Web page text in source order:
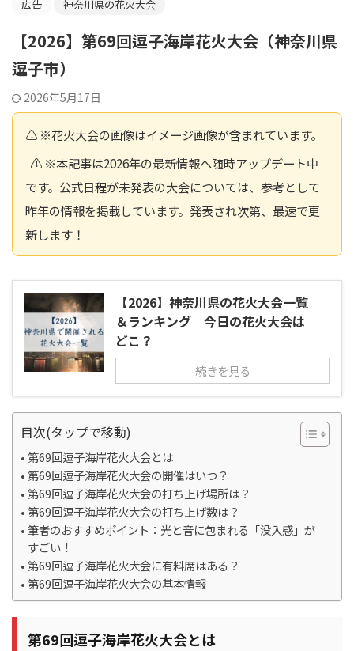
広告
神奈川県の花火大会
【2026】第69回逗子海岸花火大会（神奈川県
逗子市）
2026年5月17日
⚠️ ※花火大会の画像はイメージ画像が含まれています。
⚠️ ※本記事は2026年の最新情報へ随時アップデート中
です。公式日程が未発表の大会については、参考として
昨年の情報を掲載しています。発表され次第、最速で更
新します！
【2026】神奈川県の花火大会一覧
＆ランキング｜今日の花火大会は
どこ？
続きを見る
目次(タップで移動)
第69回逗子海岸花火大会とは
第69回逗子海岸花火大会の開催はいつ？
第69回逗子海岸花火大会の打ち上げ場所は？
第69回逗子海岸花火大会の打ち上げ数は？
筆者のおすすめポイント：光と音に包まれる「没入感」が
すごい！
第69回逗子海岸花火大会に有料席はある？
第69回逗子海岸花火大会の基本情報
第69回逗子海岸花火大会とは